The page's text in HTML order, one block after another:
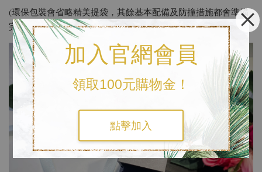
加入官網會員
領取100元購物金！
點擊加入
(環保包裝會省略精美提袋，其餘基本配備及防撞措施都會準備
完善。)